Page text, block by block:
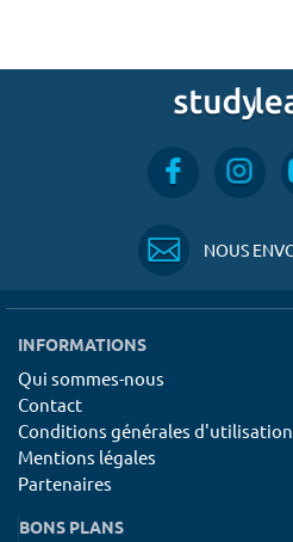
NOUS
INFORMATIONS
Qui sommes-nous
Contact
Conditions générales d'utilisation
Mentions légales
Partenaires
BONS PLANS